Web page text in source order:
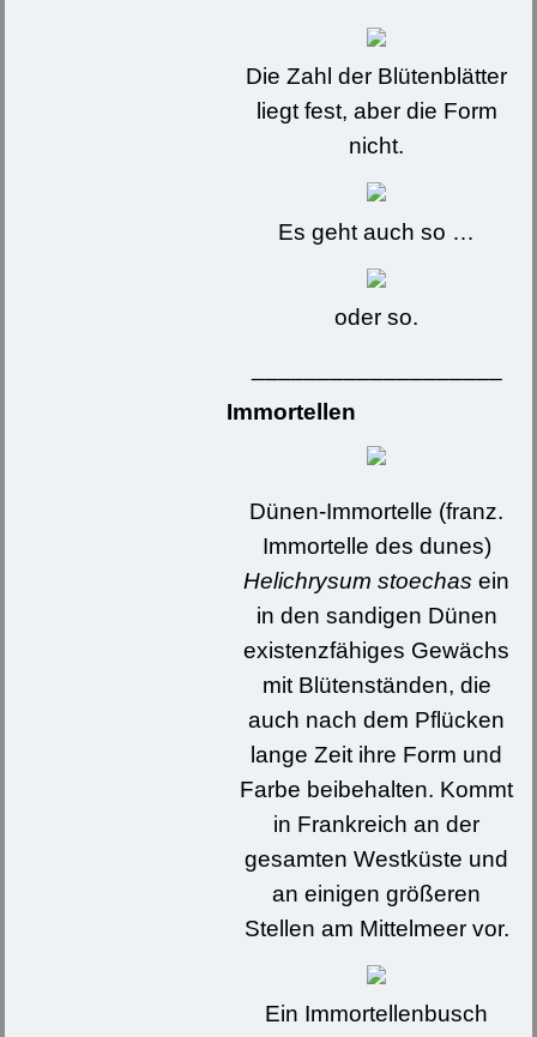
Die Zahl der Blütenblätter
liegt fest, aber die Form
nicht.
Es geht auch so …
oder so.
Immortellen
Dünen-Immortelle (franz.
Immortelle des dunes)
Helichrysum stoechas ein
in den sandigen Dünen
existenzfähiges Gewächs
mit Blütenständen, die
auch nach dem Pflücken
lange Zeit ihre Form und
Farbe beibehalten. Kommt
in Frankreich an der
gesamten Westküste und
an einigen größeren
Stellen am Mittelmeer vor.
Ein Immortellenbusch